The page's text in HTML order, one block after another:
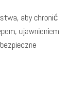
aby chronić
ujawnieniem